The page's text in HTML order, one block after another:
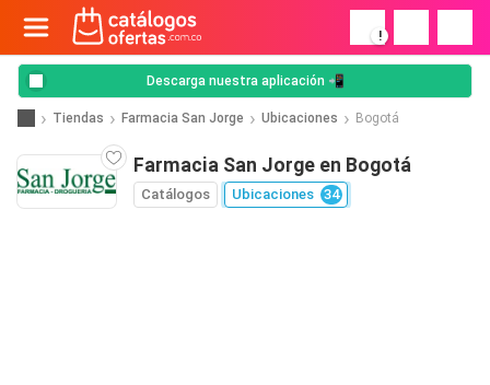
!
Descarga nuestra aplicación 📲
Tiendas Farmacia San Jorge Ubicaciones Bogotá
Farmacia San Jorge en Bogotá
Catálogos Ubicaciones 34